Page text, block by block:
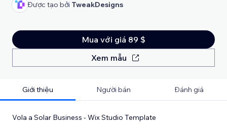
Được tạo bởi TweakDesigns
Mua với giá 89 $
Xem mẫu
Giới thiệu Người bán Đánh giá
Vola a Solar Business - Wix Studio Template